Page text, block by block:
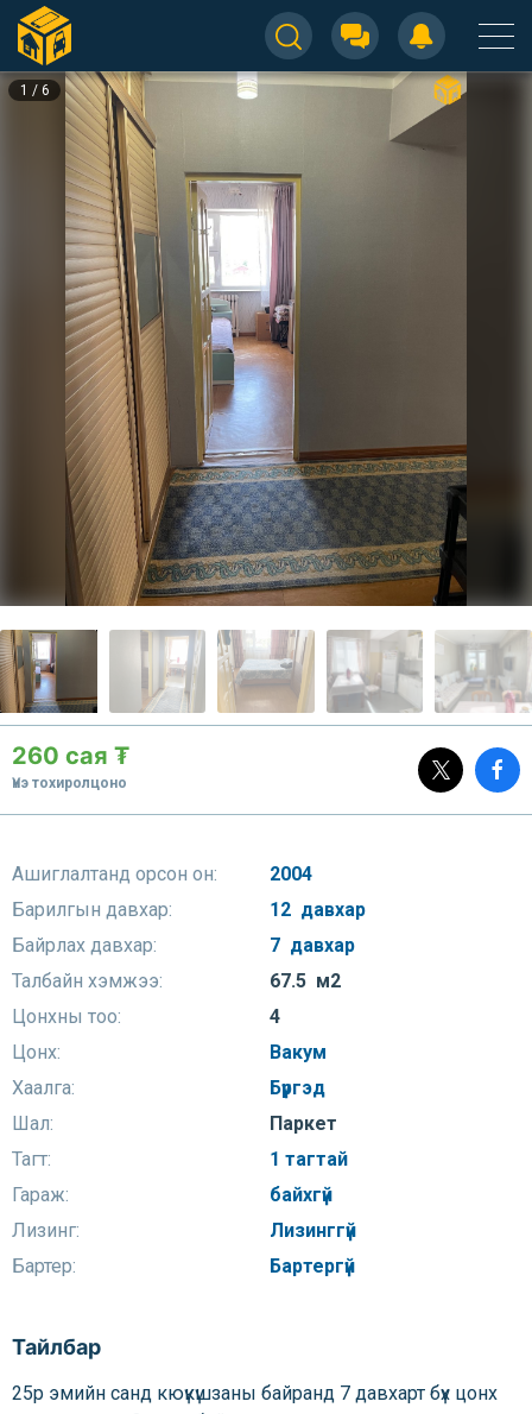
1 / 6
260 сая ₮
Үнэ тохиролцоно
Ашиглалтанд орсон он:
2004
Барилгын давхар:
12 давхар
Байрлах давхар:
7 давхар
Талбайн хэмжээ:
67.5 м2
Цонхны тоо:
4
Цонх:
Вакум
Хаалга:
Бүргэд
Шал:
Паркет
Тагт:
1 тагтай
Гараж:
байхгүй
Лизинг:
Лизинггүй
Бартер:
Бартергүй
Тайлбар
25р эмийн санд кюүкүшзаны байранд 7 давхарт бүх цонх